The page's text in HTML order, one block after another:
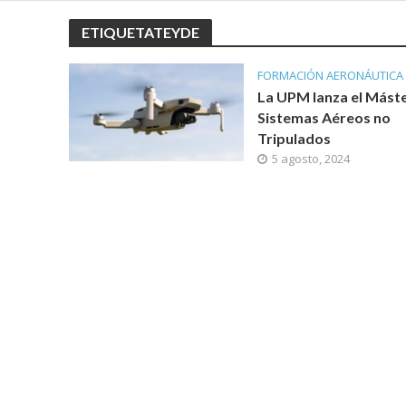
ETIQUETATEYDE
FORMACIÓN AERONÁUTICA
La UPM lanza el
Sistemas Aéreos no
Tripulados
5 agosto, 2024